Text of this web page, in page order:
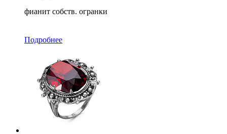
фианит собств. огранки
Подробнее